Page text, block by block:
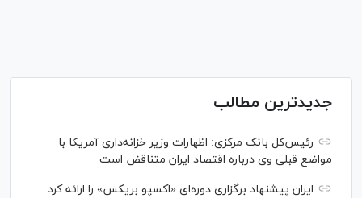
جدیدترین مطالب
رئیس‌کل بانک مرکزی: اظهارات وزیر خزانه‌داری آمریکا با
مواضع قبلی وی درباره اقتصاد ایران متناقض است
ایران پیشنهاد برگزاری دوره‌ای «اکسپو بریکس» را ارائه کرد